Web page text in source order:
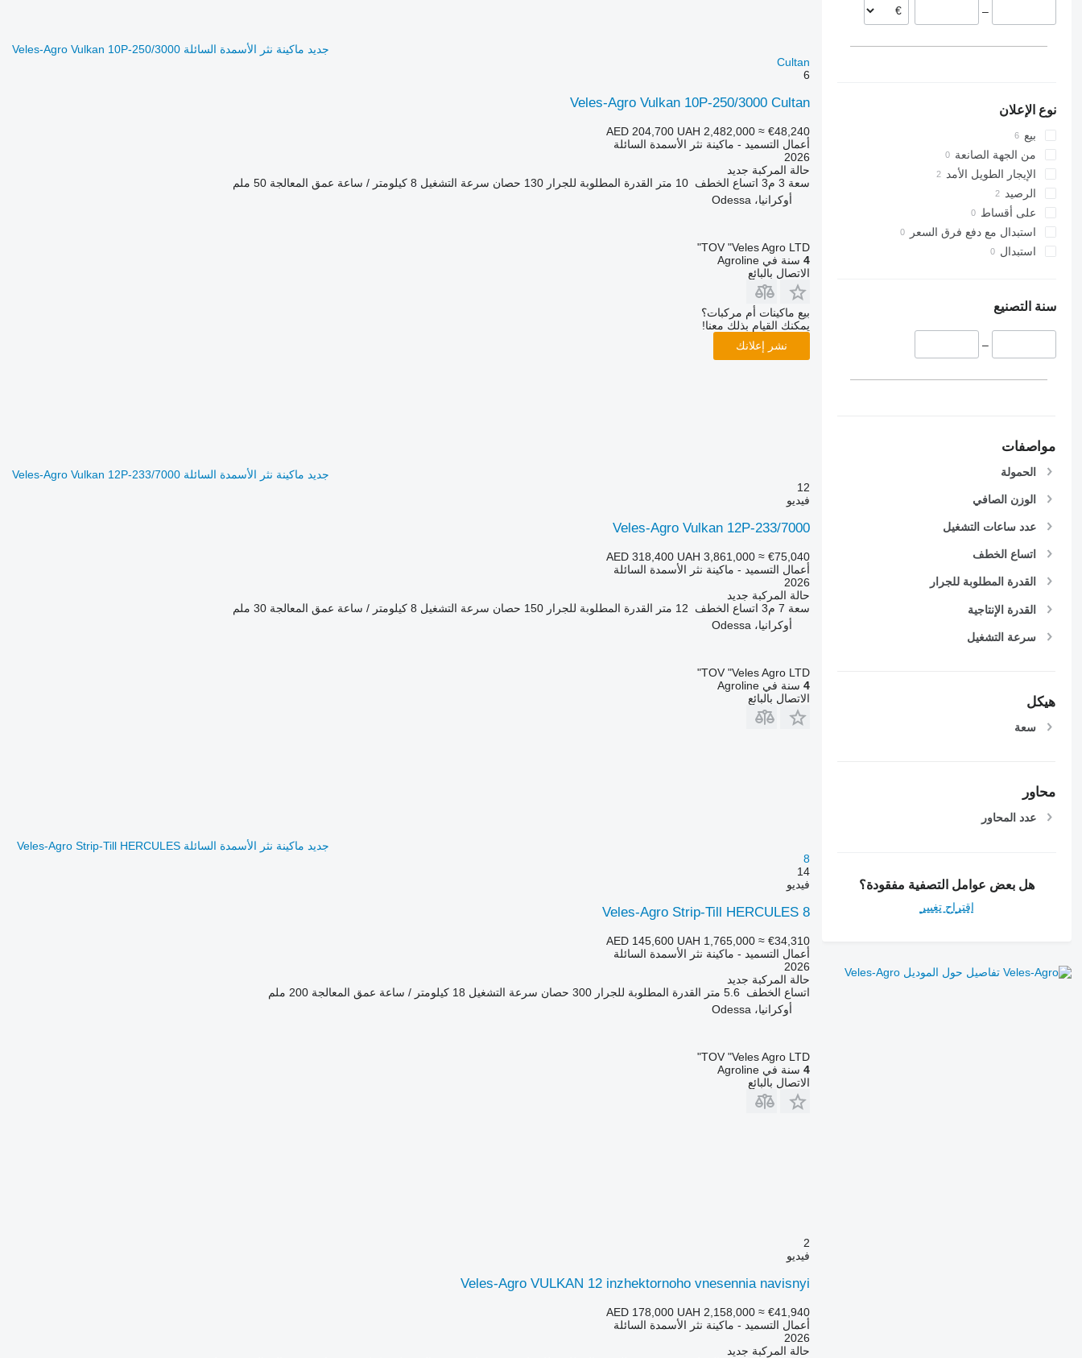
–
نوع الإعلان
بيع
من الجهة الصانعة
الإيجار الطويل الأمد
الرصيد
على أقساط
استبدال مع دفع فرق السعر
استبدال
سنة التصنيع
–
مواصفات
الحمولة
الوزن الصافي
عدد ساعات التشغيل
اتساع الخطف
القدرة المطلوبة للجرار
القدرة الإنتاجية
سرعة التشغيل
هيكل
سعة
محاور
عدد المحاور
هل بعض عوامل التصفية مفقودة؟
اقتراح تغيير
تفاصيل حول الموديل Veles-Agro
جديد ماكينة نثر الأسمدة السائلة Veles-Agro Vulkan 10P-250/3000
Cultan
6
Veles-Agro Vulkan 10P-250/3000 Cultan
AED 204,700 UAH 2,482,000 ≈ €48,240
أعمال التسميد - ماكينة نثر الأسمدة السائلة
2026
حالة المركبة جديد
سعة 3 م3 اتساع الخطف 10 متر القدرة المطلوبة للجرار 130 حصان سرعة التشغيل 8 كيلومتر / ساعة عمق المعالجة 50 ملم
أوكرانيا، Odessa
TOV "Veles Agro LTD"
4سنة في Agroline
الاتصال بالبائع
بيع ماكينات أم مركبات؟
يمكنك القيام بذلك معنا!
نشر إعلانك
جديد ماكينة نثر الأسمدة السائلة Veles-Agro Vulkan 12P-233/7000
12
فيديو
Veles-Agro Vulkan 12P-233/7000
AED 318,400 UAH 3,861,000 ≈ €75,040
أعمال التسميد - ماكينة نثر الأسمدة السائلة
2026
حالة المركبة جديد
سعة 7 م3 اتساع الخطف 12 متر القدرة المطلوبة للجرار 150 حصان سرعة التشغيل 8 كيلومتر / ساعة عمق المعالجة 30 ملم
أوكرانيا، Odessa
TOV "Veles Agro LTD"
4سنة في Agroline
الاتصال بالبائع
جديد ماكينة نثر الأسمدة السائلة Veles-Agro Strip-Till HERCULES
8
14
فيديو
Veles-Agro Strip-Till HERCULES 8
AED 145,600 UAH 1,765,000 ≈ €34,310
أعمال التسميد - ماكينة نثر الأسمدة السائلة
2026
حالة المركبة جديد
اتساع الخطف
5.6 متر القدرة المطلوبة للجرار 300 حصان سرعة التشغيل 18 كيلومتر / ساعة عمق المعالجة 200 ملم
أوكرانيا، Odessa
TOV "Veles Agro LTD"
4سنة في Agroline
الاتصال بالبائع
2
فيديو
Veles-Agro VULKAN 12 inzhektornoho vnesennia navisnyi
AED 178,000 UAH 2,158,000 ≈ €41,940
أعمال التسميد - ماكينة نثر الأسمدة السائلة
2026
حالة المركبة جديد